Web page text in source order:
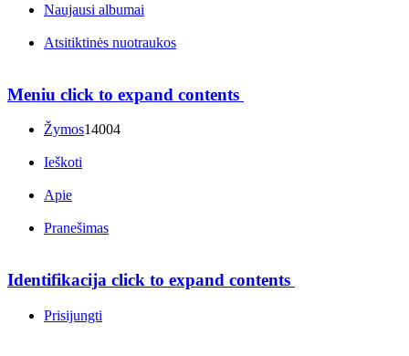
Naujausi albumai
Atsitiktinės nuotraukos
Meniu click to expand contents
Žymos14004
Ieškoti
Apie
Pranešimas
Identifikacija click to expand contents
Prisijungti